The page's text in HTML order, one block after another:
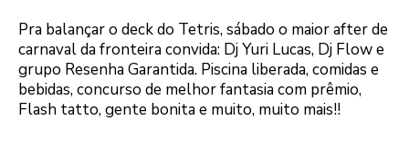
Pra balançar o deck do Tetris, sábado o maior after de
carnaval da fronteira convida: Dj Yuri Lucas, Dj Flow e
grupo Resenha Garantida. Piscina liberada, comidas e
bebidas, concurso de melhor fantasia com prêmio,
Flash tatto, gente bonita e muito, muito mais!!